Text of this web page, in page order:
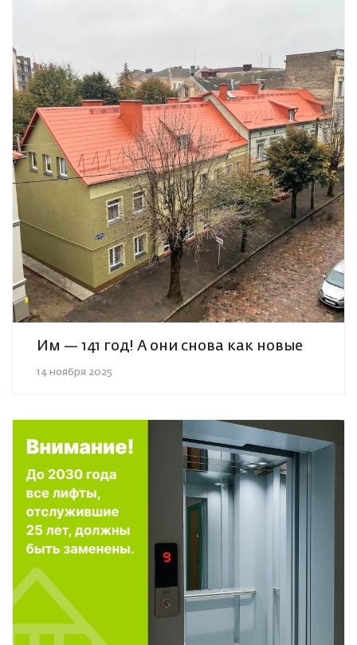
Им — 141 год! А они снова как новые
14 ноября 2025